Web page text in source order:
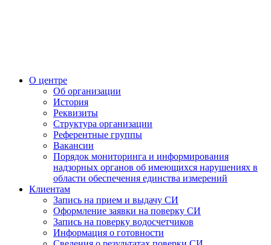
О центре
Об организации
История
Реквизиты
Структура организации
Референтные группы
Вакансии
Порядок мониторинга и информирования
надзорных органов об имеющихся нарушениях в
области обеспечения единства измерений
Клиентам
Запись на прием и выдачу СИ
Оформление заявки на поверку СИ
Запись на поверку водосчетчиков
Информация о готовности